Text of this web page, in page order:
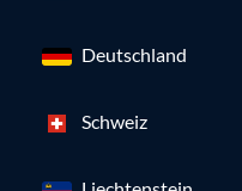
Deutschland
Schweiz